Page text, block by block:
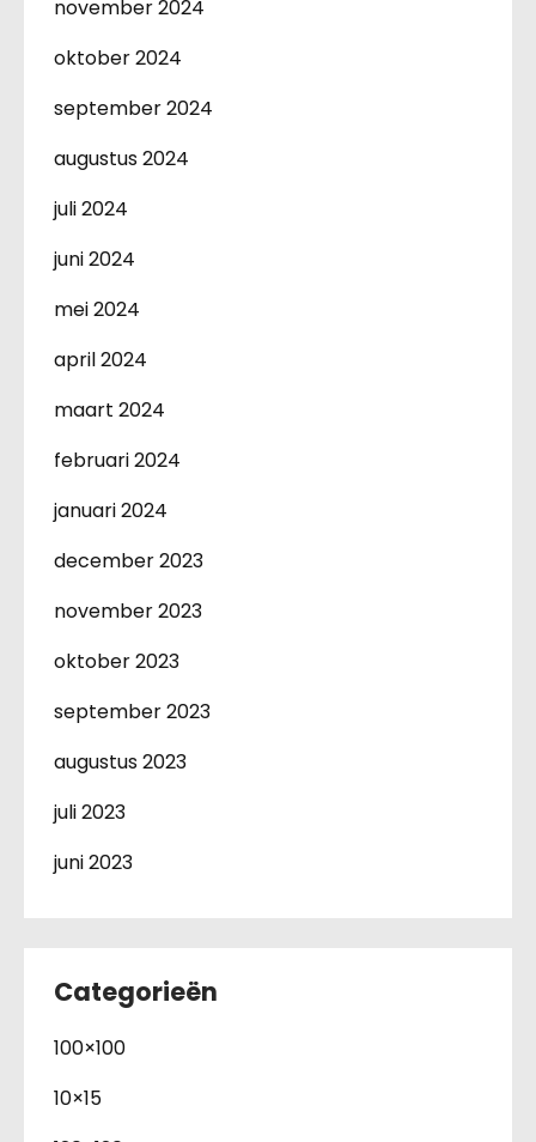
november 2024
oktober 2024
september 2024
augustus 2024
juli 2024
juni 2024
mei 2024
april 2024
maart 2024
februari 2024
januari 2024
december 2023
november 2023
oktober 2023
september 2023
augustus 2023
juli 2023
juni 2023
Categorieën
100×100
10×15